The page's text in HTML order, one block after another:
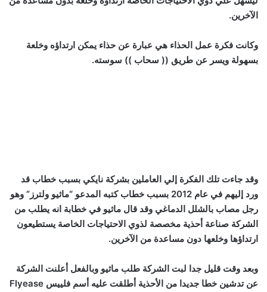
الآخرين.
وكانت فكرة عمل الحذاء هي عبارة عن حذاء يمكن ارتداؤه وخلعة
بسهولة ويسر عن طريق (( سحاب )) سوسته.
وقد جاءت تلك الفكرة إلي العاملين بشركة نايكي بسبب خطاب قد
ورد إليهم في عام 2012 بسبب خطاب كتبه المدعو “ماثيو ولترز” وهو
رجل مصاب بالشلل الدماغي وقد قال ماثيو في خطابة انه يطلب من
الشركة صناعة أحذية مخصصة لذوي الاحتياجات الخاصة يستطيعون
ارتداؤها وخلعها دون مساعدة من الآخرين.
وبعد وقت قليل جدا لبت الشركة طلب ماثيو وبالفعل أعلنت الشركة
عن تدشين خطا جديدا من الأحذية أطلقت عليه أسم فلييس Flyease